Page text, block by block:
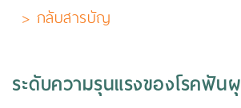
> กลับสารบัญ
ระดับความรุนแรงของโรคฟันผุ